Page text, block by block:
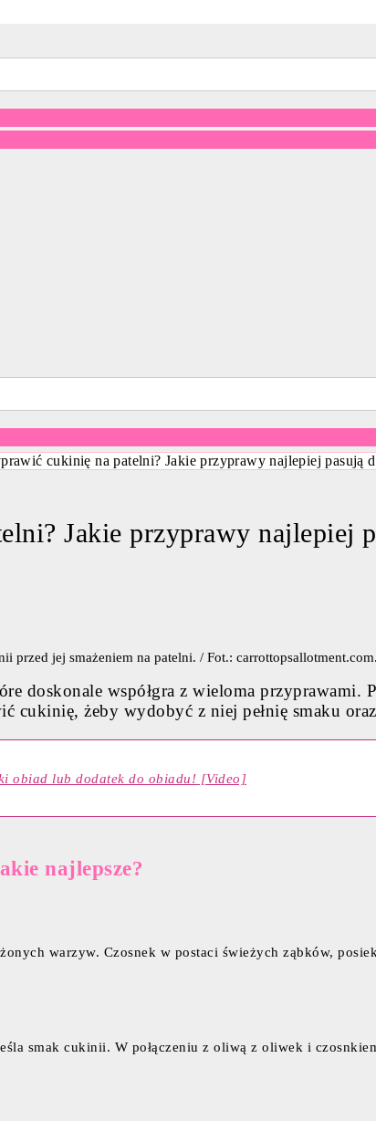
cukinię na patelni? Jakie przyprawy najlepiej pasują
Jakie przyprawy najlepiej
doskonale współgra z wieloma
cukinię, żeby wydobyć z niej pełnię smaku
obiad lub dodatek do obiadu! [Video]
najlepsze?
warzyw. Czosnek w postaci świeżych ząbków,
smak cukinii. W połączeniu z oliwą z oliwek i